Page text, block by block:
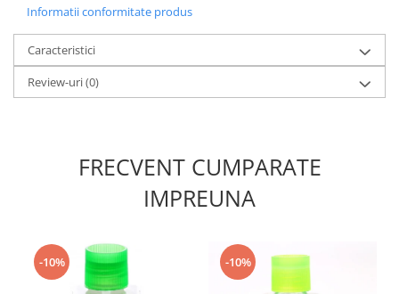
Vopsea Chrome
Creioane Weathering
Auxiliare
Real Colors Markers
Playmarkers
Vegetatie
Décor
Informatii conformitate produs
Caracteristici
Review-uri(0)
FRECVENT CUMPARATE
IMPREUNA
-10% -10%